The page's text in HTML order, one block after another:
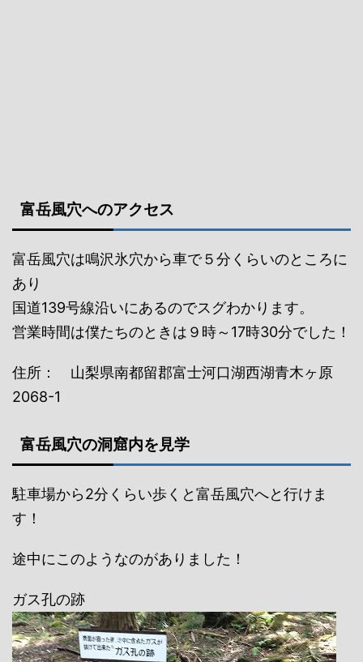
富岳風穴へのアクセス
富岳風穴は鳴沢氷穴から車で５分くらいのところに
あり
国道139号線沿いにあるのでスグわかります。
営業時間は僕たちのときは９時～17時30分でした！
住所： 山梨県南都留郡富士河口湖西湖青木ヶ原
2068-1
富岳風穴の洞窟内を見学
駐車場から2分くらい歩くと富岳風穴へと行けま
す！
途中にこのようなのがありました！
ガス孔の跡